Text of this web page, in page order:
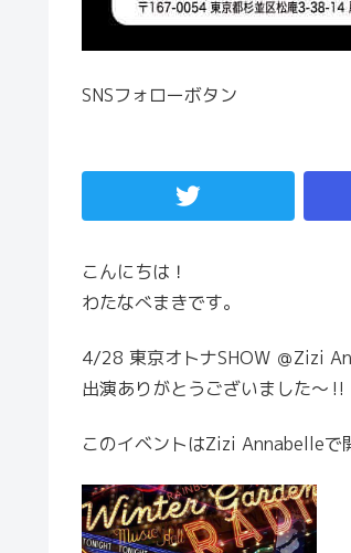
SNSフォローボタン
こんにちは！
わたなべまきです。
4/28 東京オトナSHOW ＠Zizi
出演ありがとうございました～‼
このイベントはZizi Annabelleで